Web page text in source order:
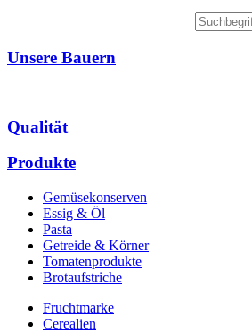
Unsere Bauern
Qualität
Produkte
Gemüsekonserven
Essig & Öl
Pasta
Getreide & Körner
Tomatenprodukte
Brotaufstriche
Fruchtmarke
Cerealien